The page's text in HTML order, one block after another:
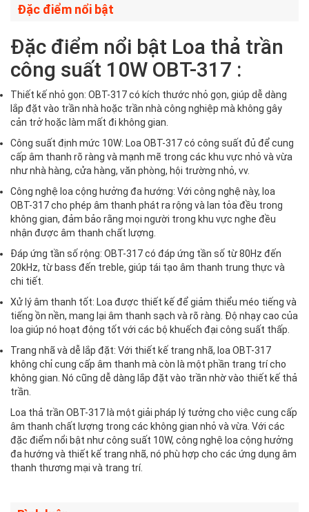
Đặc điểm nổi bật
Đặc điểm nổi bật Loa thả trần
công suất 10W OBT-317 :
Thiết kế nhỏ gọn: OBT-317 có kích thước nhỏ gọn, giúp dễ dàng
lắp đặt vào trần nhà hoặc trần nhà công nghiệp mà không gây
cản trở hoặc làm mất đi không gian.
Công suất định mức 10W: Loa OBT-317 có công suất đủ để cung
cấp âm thanh rõ ràng và mạnh mẽ trong các khu vực nhỏ và vừa
như nhà hàng, cửa hàng, văn phòng, hội trường nhỏ, vv.
Công nghệ loa cộng hưởng đa hướng: Với công nghệ này, loa
OBT-317 cho phép âm thanh phát ra rộng và lan tỏa đều trong
không gian, đảm bảo rằng mọi người trong khu vực nghe đều
nhận được âm thanh chất lượng.
Đáp ứng tần số rộng: OBT-317 có đáp ứng tần số từ 80Hz đến
20kHz, từ bass đến treble, giúp tái tạo âm thanh trung thực và
chi tiết.
Xử lý âm thanh tốt: Loa được thiết kế để giảm thiểu méo tiếng và
tiếng ồn nền, mang lại âm thanh sạch và rõ ràng. Độ nhạy cao của
loa giúp nó hoạt động tốt với các bộ khuếch đại công suất thấp.
Trang nhã và dễ lắp đặt: Với thiết kế trang nhã, loa OBT-317
không chỉ cung cấp âm thanh mà còn là một phần trang trí cho
không gian. Nó cũng dễ dàng lắp đặt vào trần nhờ vào thiết kế thả
trần.
Loa thả trần OBT-317 là một giải pháp lý tưởng cho việc cung cấp
âm thanh chất lượng trong các không gian nhỏ và vừa. Với các
đặc điểm nổi bật như công suất 10W, công nghệ loa cộng hưởng
đa hướng và thiết kế trang nhã, nó phù hợp cho các ứng dụng âm
thanh thương mại và trang trí.